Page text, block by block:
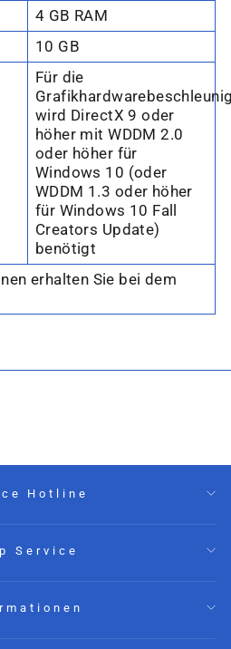
4 GB RAM
10 GB
Für die
wird DirectX 9 oder
höher mit WDDM 2.0
oder höher für
Windows 10 (oder
WDDM 1.3 oder höher
für Windows 10 Fall
Creators Update)
benötigt
erhalten Sie bei dem
Hotline
Service